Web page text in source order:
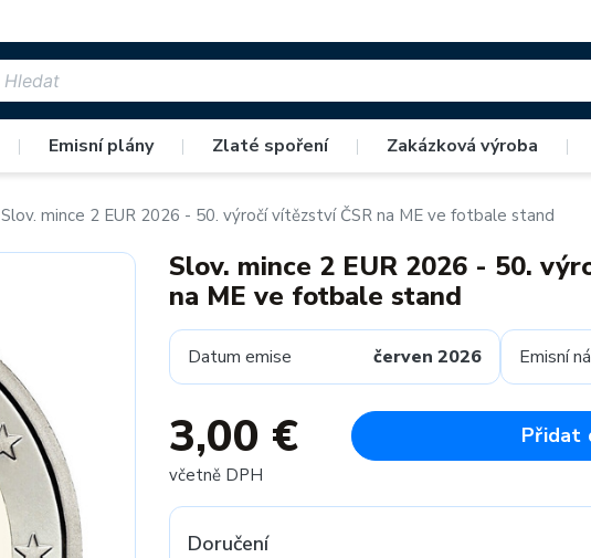
| Emisní plány | Zlaté spoření | Zakázková výroba |
Slov. mince 2 EUR 2026 - 50. výročí vítězství ČSR na ME ve fotbale stand
Slov. mince 2 EUR 2026 - 50.
na ME ve fotbale stand
Datum emise červen 2026 Emisní
3,00 €
včetně DPH
Přidat
Doručení